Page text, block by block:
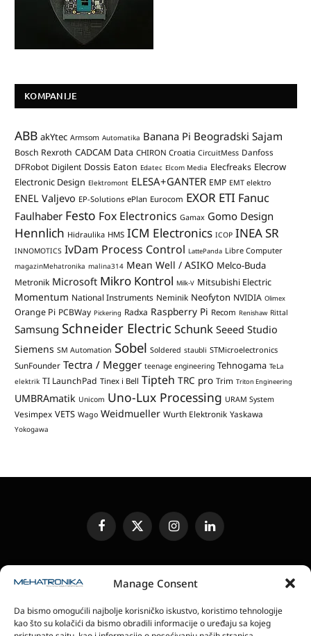
Manage Consent
Da bismo omogućili najbolje korisničko iskustvo, koristimo tehnologije
kao što su kolačići da bismo obradili informacije o uređaju sa kojeg
KOMPANIJE
ABB akYtec Armsom Automatika Banana Pi Beogradski Sajam
Bosch Rexroth CADCAM Data CHIRON Croatia CircuitMess Danfoss
DFRobot Digilent Dossis Eaton Edatec Elcom Media Elecfreaks Elecrow
Electronic Design Elektromont ELESA+GANTER EMP EMT elektro
ENEL Valjevo EP-Solutions ePlan Eurocom EXOR ETI Fanuc
Faulhaber Festo Fox Electronics Gamax Gomo Design
Hennlich Hidraulika HMS ICM Electronics ICOP INEA SR
INNOMOTICS IvDam Process Control LattePanda Libre Computer
magazinMehatronika malina314 Mean Well / ASIKO Melco-Buda
Metronik Microsoft Mikro Kontrol Milk-V Mitsubishi Electric
Momentum National Instruments Neminik Neofyton NVIDIA Olimex
Orange Pi PCBWay Pickering Radxa Raspberry Pi Recom Renishaw Rittal
Samsung Schneider ElectricSchunk Seeed Studio
Siemens SM Automation Sobel Soldered staubli STMicroelectronics
SunFounder Tectra / Megger teenage engineering Tehnogama TeLa
elektrik TI LaunchPad Tinex i Bell Tipteh TRC pro Trim Triton Engineering
UMBRAmatik Unicom Uno-Lux Processing URAM System
Vesimpex VETS Wago Weidmueller Wurth Elektronik Yaskawa
Yokogawa
FacebookX
(Twitter)
InstagramLinkedIn
SLANJE JEDINICA ZA RECENZIJU
ELEKTRONSKA IZDANJA
POLITIKA PRIVATNOSTI
POLITIKA KOLAČIĆA